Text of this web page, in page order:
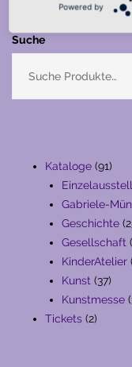
Suche
Kataloge 9191
Gabriele-
Geschichte
Gesellschaft
KinderAtelier
Kunst 3737
Kunstmesse
Tickets 22
Powered by